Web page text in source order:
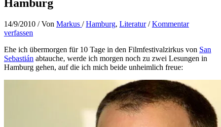
Hamburg
14/9/2010 / Von Markus /Hamburg, Literatur/Kommentar
verfassen
Ehe ich übermorgen für 10 Tage in den Filmfestivalzirkus von San
Sebastián abtauche, werde ich morgen noch zu zwei Lesungen in
Hamburg gehen, auf die ich mich beide unheimlich freue: